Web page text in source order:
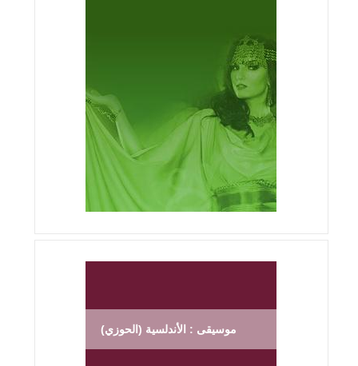
موسيقى : الأندلسية (الحوزي)